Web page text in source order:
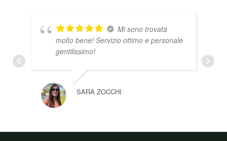
Mi sono trovata
molto bene! Servizio ottimo e personale
gentilissimo!
SARA ZOCCHI